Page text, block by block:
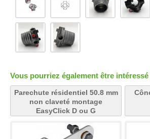
Vous pourriez également être
Parechute résidentiel 50.8 mm
non claveté montage
EasyClick D ou G